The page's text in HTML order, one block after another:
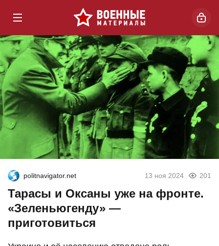
politnavigator.net 13 ноя 2024 201
Тарасы и Оксаны уже на фронте.
«Зеленьюгенду» —
приготовиться